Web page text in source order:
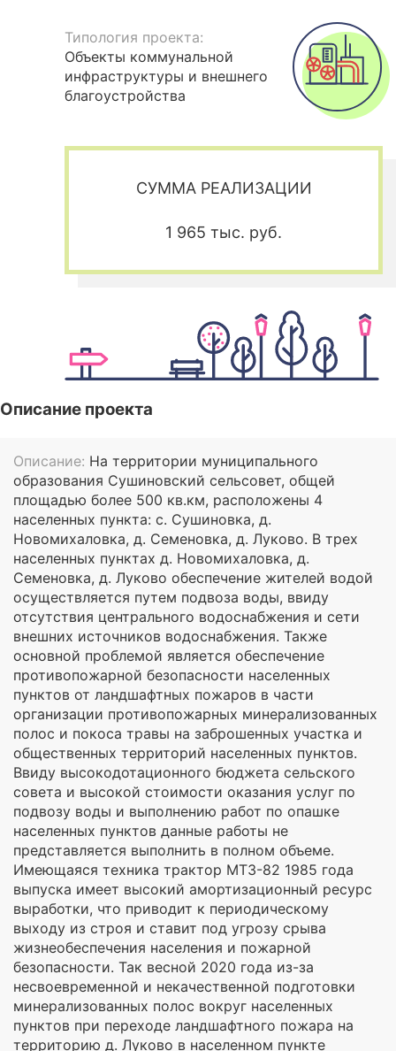
Типология проекта:
Объекты коммунальной
инфраструктуры и внешнего
благоустройства
СУММА РЕАЛИЗАЦИИ
1 965 тыс. руб.
Описание проекта
Описание: На территории муниципального
образования Сушиновский сельсовет, общей
площадью более 500 кв.км, расположены 4
населенных пункта: с. Сушиновка, д.
Новомихаловка, д. Семеновка, д. Луково. В трех
населенных пунктах д. Новомихаловка, д.
Семеновка, д. Луково обеспечение жителей водой
осуществляется путем подвоза воды, ввиду
отсутствия центрального водоснабжения и сети
внешних источников водоснабжения. Также
основной проблемой является обеспечение
противопожарной безопасности населенных
пунктов от ландшафтных пожаров в части
организации противопожарных минерализованных
полос и покоса травы на заброшенных участка и
общественных территорий населенных пунктов.
Ввиду высокодотационного бюджета сельского
совета и высокой стоимости оказания услуг по
подвозу воды и выполнению работ по опашке
населенных пунктов данные работы не
представляется выполнить в полном объеме.
Имеющаяся техника трактор МТЗ-82 1985 года
выпуска имеет высокий амортизационный ресурс
выработки, что приводит к периодическому
выходу из строя и ставит под угрозу срыва
жизнеобеспечения населения и пожарной
безопасности. Так весной 2020 года из-за
несвоевременной и некачественной подготовки
минерализованных полос вокруг населенных
пунктов при переходе ландшафтного пожара на
территорию д. Луково в населенном пункте